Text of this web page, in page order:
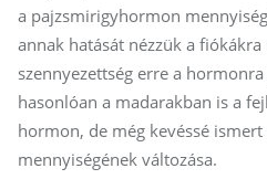
a pajzsmirigyhormon
annak hatását nézzük a
szennyezettség erre a
hasonlóan a madarakban is a
hormon, de még kevéssé
mennyiségének változása.